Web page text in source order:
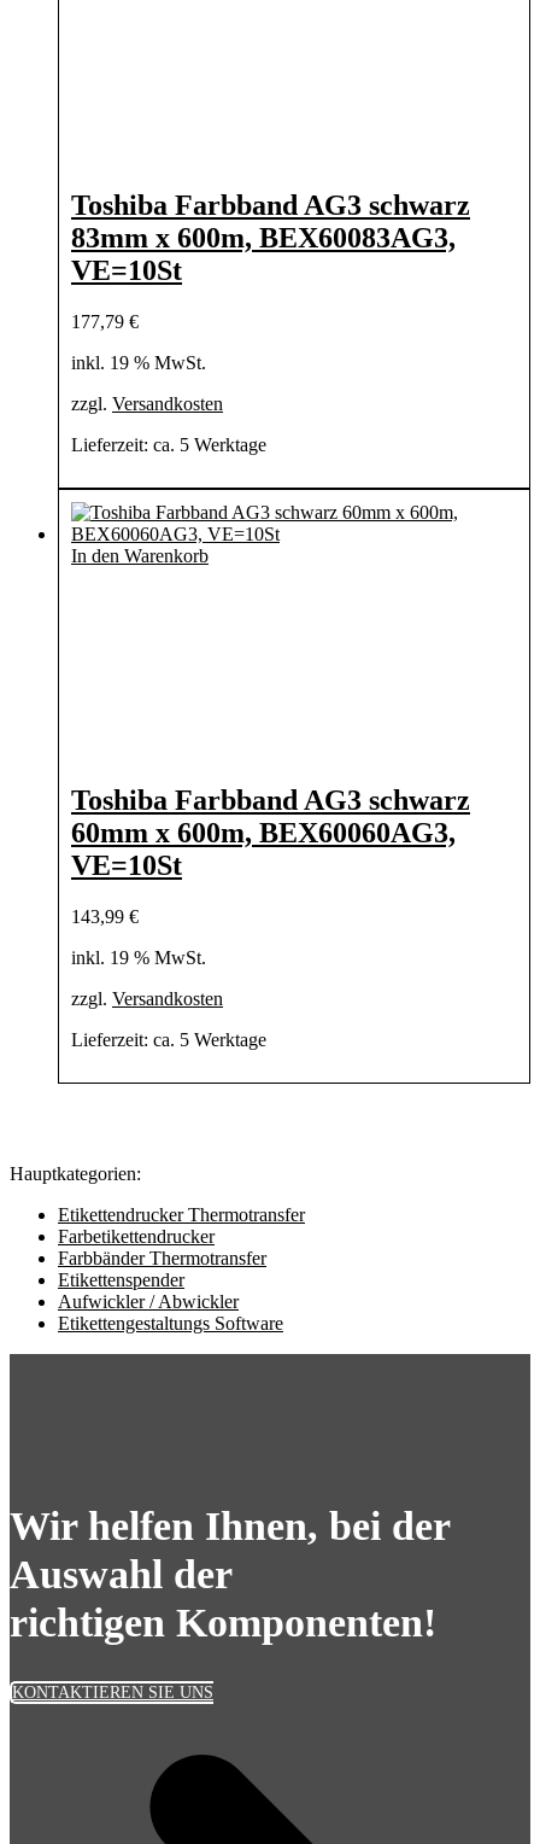
Toshiba Farbband AG3 schwarz
83mm x 600m, BEX60083AG3,
VE=10St
177,79 €
inkl. 19 % MwSt.
zzgl. Versandkosten
Lieferzeit: ca. 5 Werktage
In den Warenkorb
Toshiba Farbband AG3 schwarz
60mm x 600m, BEX60060AG3,
VE=10St
143,99 €
inkl. 19 % MwSt.
zzgl. Versandkosten
Lieferzeit: ca. 5 Werktage
Hauptkategorien:
Etikettendrucker Thermotransfer
Farbetikettendrucker
Farbbänder Thermotransfer
Etikettenspender
Aufwickler / Abwickler
Etikettengestaltungs Software
Wir helfen Ihnen, bei der
Auswahl der
richtigen Komponenten!
KONTAKTIEREN SIE UNS